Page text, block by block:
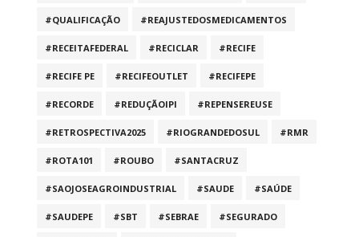
#QUALIFICAÇÃO #REAJUSTEDOSMEDICAMENTOS
#RECEITAFEDERAL #RECICLAR #RECIFE
#RECIFE PE #RECIFEOUTLET #RECIFEPE
#RECORDE #REDUÇÃOIPI #REPENSEREUSE
#RETROSPECTIVA2025 #RIOGRANDEDOSUL #RMR
#ROTA101 #ROUBO #SANTACRUZ
#SAOJOSEAGROINDUSTRIAL #SAUDE #SAÚDE
#SAUDEPE #SBT #SEBRAE #SEGURADO